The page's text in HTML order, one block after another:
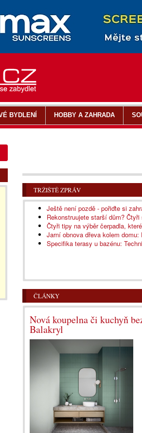
TRŽIŠTĚ ZPRÁV
Ještě není pozdě - pořiďte si
Rekonstruujete starší dům?
Čtyři tipy na výběr čerpadla,
Jarní obnova dřeva kolem
Specifika terasy u bazénu:
ČLÁNKY
Nová koupelna či kuchyň
Balakryl
BYDLENÍ HOBBY A ZAHRADA